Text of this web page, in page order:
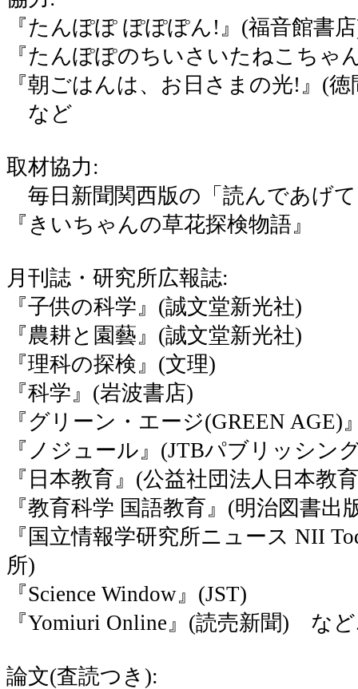
『たんぽぽ ぽぽぽん!』(福音館書
『たんぽぽのちいさいたねこちゃ
『朝ごはんは、お日さまの光!』(徳
など
取材協力:
毎日新聞関西版の「読んであげ
『きいちゃんの草花探検物語』
月刊誌・研究所広報誌:
『子供の科学』(誠文堂新光社)
『農耕と園藝』(誠文堂新光社)
『理科の探検』(文理)
『科学』(岩波書店)
『グリーン・エージ(GREEN
『ノジュール』(JTBパブリッシン
『日本教育』(公益社団法人日本教
『教育科学 国語教育』(明治図書出
『国立情報学研究所ニュース NII
所)
『Science Window』(JST)
『Yomiuri Online』(読売新聞) な
論文(査読つき):